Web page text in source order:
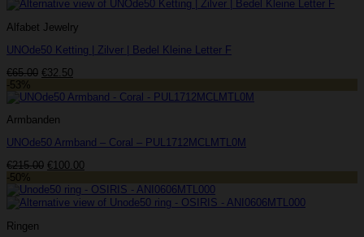
Alfabet Jewelry
UNOde50 Ketting | Zilver | Bedel Kleine Letter F
€65.00 Oorspronkelijke
was:
€32.50Huidige
is:
-53%
Armbanden
UNOde50 Armband – Coral – PUL1712MCLMTL0M
€215.00 Oorspronkelijke
was:
€215.00.
€100.00Huidige
is:
€100.00.
-50%
Ringen